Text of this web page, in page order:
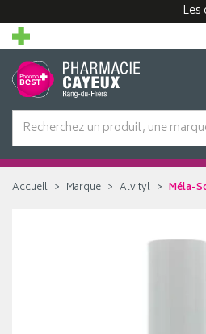
Les
Accueil Marque Alvityl Méla-